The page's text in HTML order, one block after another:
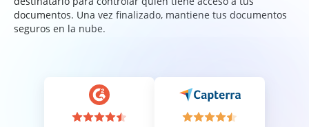
documentos. Una vez finalizado, mantiene tus documentos
seguros en la nube.